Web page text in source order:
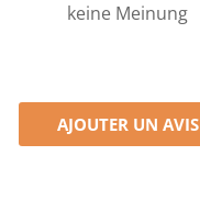
keine Meinung
AJOUTER UN AVIS